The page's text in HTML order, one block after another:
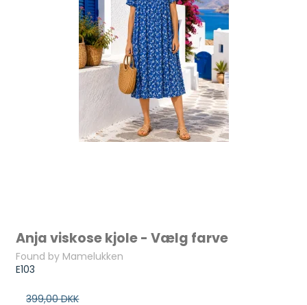
Anja viskose kjole - Vælg farve
Found by Mamelukken
E103
399,00 DKK